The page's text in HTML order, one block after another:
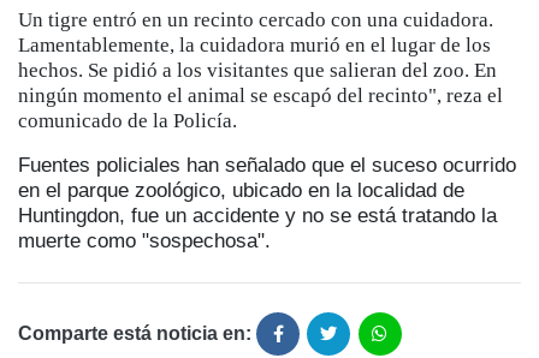
Un tigre entró en un recinto cercado con una cuidadora.
Lamentablemente, la cuidadora murió en el lugar de los
hechos. Se pidió a los visitantes que salieran del zoo. En
ningún momento el animal se escapó del recinto", reza el
comunicado de la Policía.
Fuentes policiales han señalado que el suceso ocurrido
en el parque zoológico, ubicado en la localidad de
Huntingdon, fue un accidente y no se está tratando la
muerte como "sospechosa".
Comparte está noticia en: